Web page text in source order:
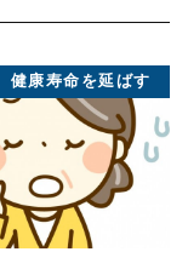
健康寿命を延ばす